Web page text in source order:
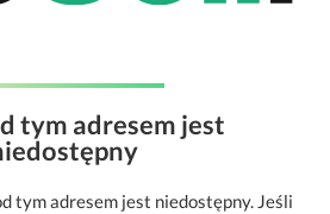
tym adresem jest
tym adresem jest niedostępny. Jeśli